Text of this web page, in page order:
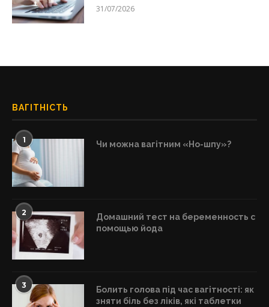
31/07/2026
ВАГІТНІСТЬ
1 Чи можна вагітним «Но-шпу»?
2
Домашний тест на беременность с
помощью йода
3
Болить голова під час вагітності: як
зняти біль без ліків, які таблетки